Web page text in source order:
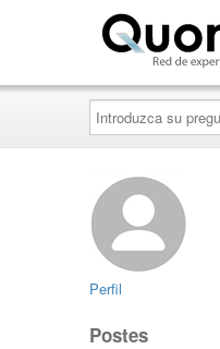
Introduzca
su
pregunta
aquí...
Perfil
Postes